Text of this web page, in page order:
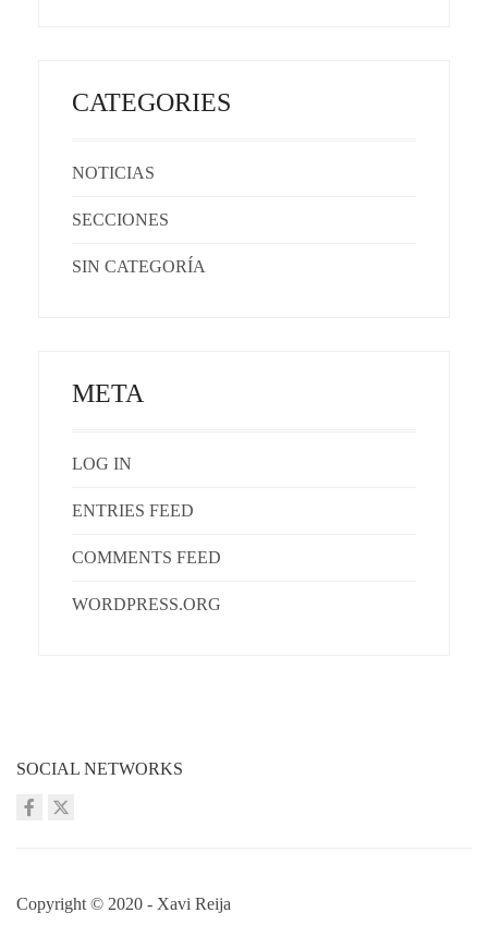
CATEGORIES
NOTICIAS
SECCIONES
SIN CATEGORÍA
META
LOG IN
ENTRIES FEED
COMMENTS FEED
WORDPRESS.ORG
SOCIAL NETWORKS
Copyright © 2020 - Xavi Reija